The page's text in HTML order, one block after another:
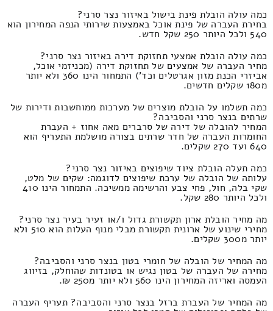
כמה עולה הובלת פינת בישול באיזור נצר סרני?
בחירת העברה של פינת אוכל באמצעות שירותי הנפה המחירון הוא
540 ולכל היותר 250 שקל חדש.
כמה עולה הובלת אמצעי תחזוקת דירה באיזור נצר סרני?
מחיר העברה של אמצעים של תחזוקת דירה (מכניזמי אוכל,
אביזרי הכנת מזון אגרטלים וכד') התמחור הינו 360 ולא יותר
מ180 שקלים חדשים.
כמה תשלמו על הובלת מוצרים של מערכות ממוחשבות ודירות של
שרתים בנצר סרני והסביבה?
המחיר להובלה של דירה של סרברים מאה אחוז + העברת
החומרות העברה של חדר שרתים בצורה מושלמת התעריף הוא
640 ועד 270 שקלים.
כמה תעלה הובלת ציוד שיפוצים באיזור נצר סרני?
עלותה של הובלה של ערכת שיפוצים לדוגמה: שקים של מלט,
שקי בלה, חול, פחי צבע והרשימה ממשיכה. התמחור הינו 410
ולכל היותר 280 שקל.
מה מחיר הובלת ארון תקשורת גדול ו/או זעיר בעיר נצר סרני?
מחירי שינוע של ארונית תקשורת מבלי מנוף העלות הוא 510 ולא
יותר מ300 שקלים.
מה המחיר של הובלה של חומרי בטון בנצר סרני והסביבה?
מחירה של העברה של בטון נגיש או בטונדות שהוחלק, בזיווג
העמסה ואריזה המחירון הינו 560 ולא יותר מ250 ₪.
מה המחיר של העברת ברזל בנצר סרני והסביבה? תעריף העברה